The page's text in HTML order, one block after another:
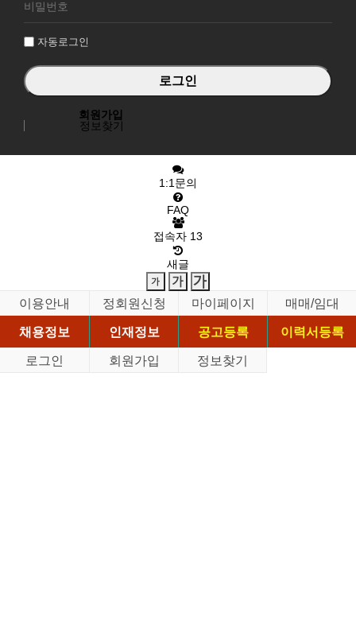
자동로그인
회원가입
정보찾기
1:1문의
FAQ
접속자 13
새글
이용안내 정회원신청 마이페이지
매매/임대
채용정보
인재정보 공고등록
이력서등록
로그인
회원가입 정보찾기